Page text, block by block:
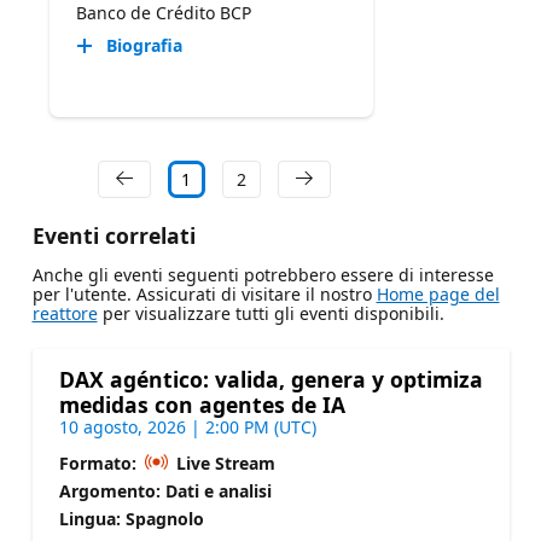
Banco de Crédito BCP
Biografia
1 2
Eventi correlati
Anche gli eventi seguenti potrebbero essere di interesse
per l'utente. Assicurati di visitare il nostro Home page del
reattoreper visualizzare tutti gli eventi disponibili.
DAX agéntico: valida, genera y optimiza
medidas con agentes de IA
10 agosto, 2026 | 2:00 PM (UTC)
Formato:
Live Stream
Argomento: Dati e analisi
Lingua: Spagnolo